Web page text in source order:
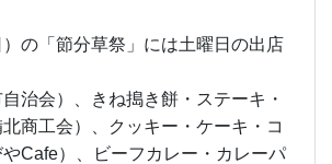
）の「節分草祭」には土曜日の出店
治会）、きね搗き餅・ステーキ・
商工会）、クッキー・ケーキ・コ
Cafe）、ビーフカレー・カレーパ